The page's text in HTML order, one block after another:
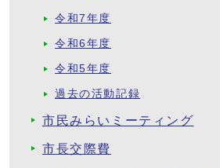
令和7年度
令和6年度
令和5年度
過去の活動記録
市民みらいミーティング
市長交際費